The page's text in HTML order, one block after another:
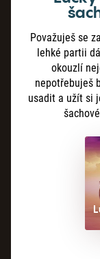
Považuješ se
lehké partii
okouzlí
nepotřebuješ
usadit a užít si